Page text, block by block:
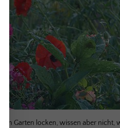
Garten locken, wissen aber nicht,